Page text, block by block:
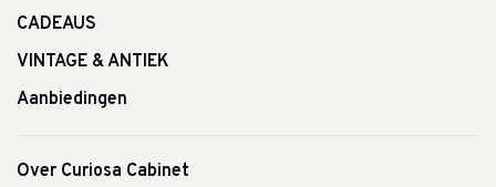
CADEAUS
VINTAGE & ANTIEK
Aanbiedingen
Over Curiosa Cabinet